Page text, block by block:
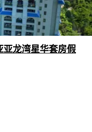
龙湾星华套房假